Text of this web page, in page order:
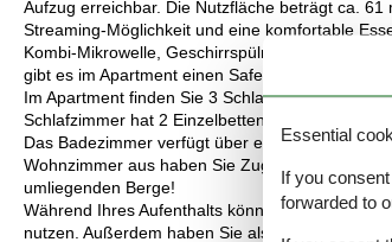
Aufzug erreichbar. Die Nutzfläche beträgt ca.
Streaming-Möglichkeit und eine komfortable
Kombi-Mikrowelle, Geschirrspülmaschine,
gibt es im Apartment einen Safe, den Sie
Im Apartment finden Sie 3 Schlafzimmer. Ein
Schlafzimmer hat 2 Einzelbetten. Das dritte
Das Badezimmer verfügt über eine ebenerdige
Wohnzimmer aus haben Sie Zugang zum
umliegenden Berge!
Während Ihres Aufenthalts können Sie Ihr Auto
nutzen. Außerdem haben Sie als Hotelgast
Essential
If you
forwarded to